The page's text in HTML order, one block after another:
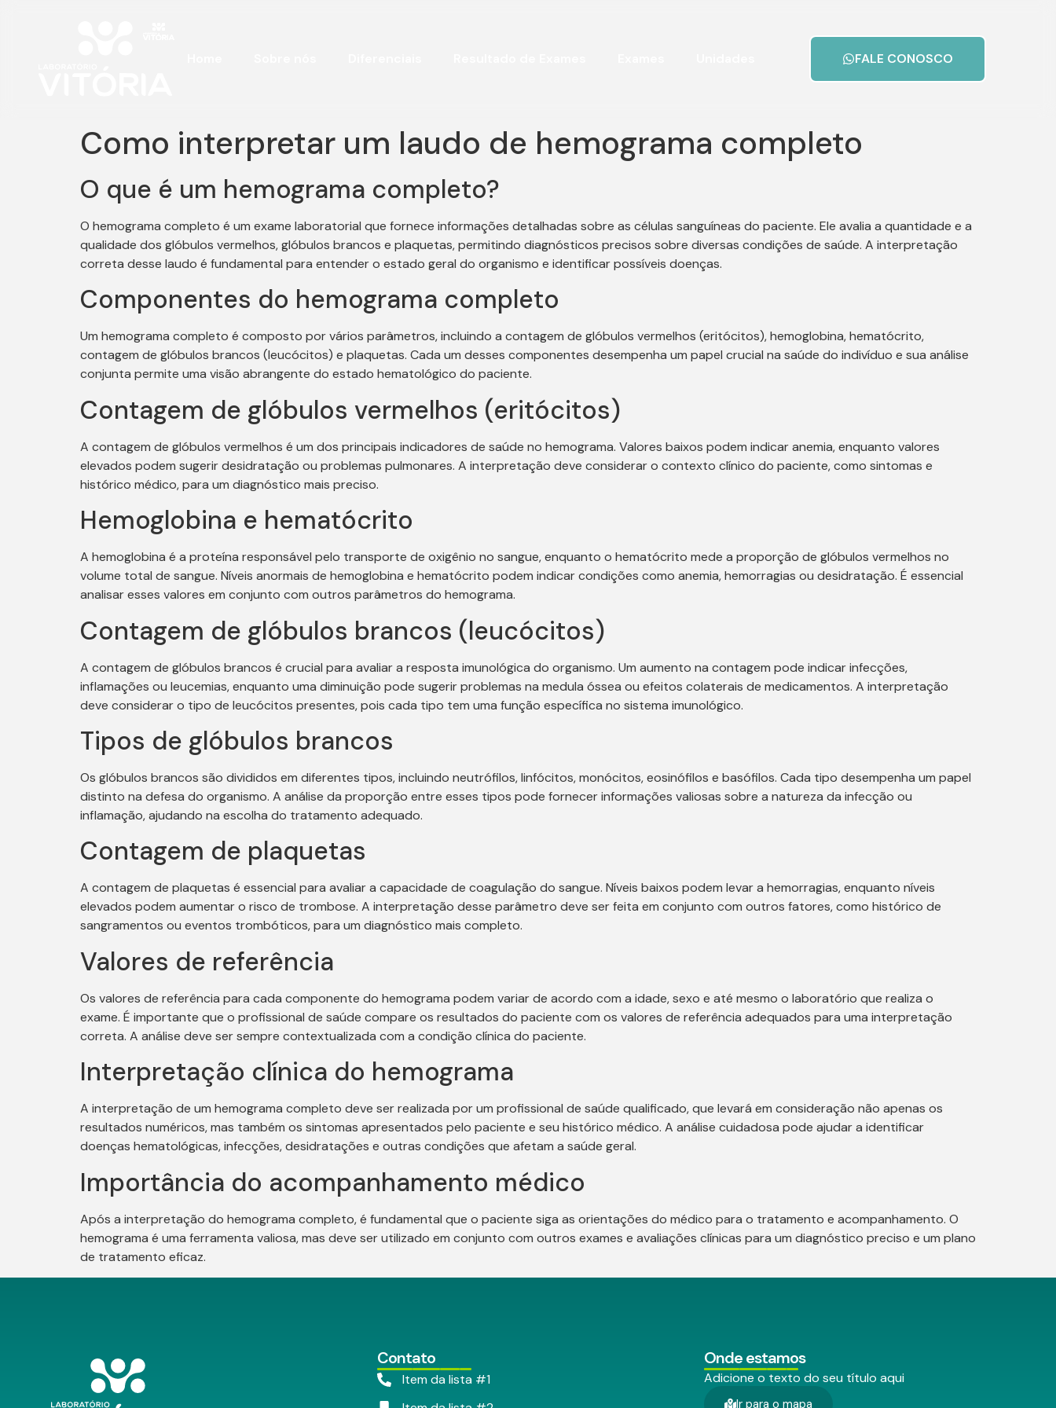
FALE CONOSCO
Como interpretar um laudo de hemograma completo
O que é um hemograma completo?
O hemograma completo é um exame laboratorial que fornece informações detalhadas sobre as células sanguíneas do paciente. Ele avalia a quantidade e a
qualidade dos glóbulos vermelhos, glóbulos brancos e plaquetas, permitindo diagnósticos precisos sobre diversas condições de saúde. A interpretação
correta desse laudo é fundamental para entender o estado geral do organismo e identificar possíveis doenças.
Componentes do hemograma completo
Um hemograma completo é composto por vários parâmetros, incluindo a contagem de glóbulos vermelhos (eritócitos), hemoglobina, hematócrito,
contagem de glóbulos brancos (leucócitos) e plaquetas. Cada um desses componentes desempenha um papel crucial na saúde do indivíduo e sua análise
conjunta permite uma visão abrangente do estado hematológico do paciente.
Contagem de glóbulos vermelhos (eritócitos)
A contagem de glóbulos vermelhos é um dos principais indicadores de saúde no hemograma. Valores baixos podem indicar anemia, enquanto valores
elevados podem sugerir desidratação ou problemas pulmonares. A interpretação deve considerar o contexto clínico do paciente, como sintomas e
histórico médico, para um diagnóstico mais preciso.
Hemoglobina e hematócrito
A hemoglobina é a proteína responsável pelo transporte de oxigênio no sangue, enquanto o hematócrito mede a proporção de glóbulos vermelhos no
volume total de sangue. Níveis anormais de hemoglobina e hematócrito podem indicar condições como anemia, hemorragias ou desidratação. É essencial
analisar esses valores em conjunto com outros parâmetros do hemograma.
Contagem de glóbulos brancos (leucócitos)
A contagem de glóbulos brancos é crucial para avaliar a resposta imunológica do organismo. Um aumento na contagem pode indicar infecções,
inflamações ou leucemias, enquanto uma diminuição pode sugerir problemas na medula óssea ou efeitos colaterais de medicamentos. A interpretação
deve considerar o tipo de leucócitos presentes, pois cada tipo tem uma função específica no sistema imunológico.
Tipos de glóbulos brancos
Os glóbulos brancos são divididos em diferentes tipos, incluindo neutrófilos, linfócitos, monócitos, eosinófilos e basófilos. Cada tipo desempenha um papel
distinto na defesa do organismo. A análise da proporção entre esses tipos pode fornecer informações valiosas sobre a natureza da infecção ou
inflamação, ajudando na escolha do tratamento adequado.
Contagem de plaquetas
A contagem de plaquetas é essencial para avaliar a capacidade de coagulação do sangue. Níveis baixos podem levar a hemorragias, enquanto níveis
elevados podem aumentar o risco de trombose. A interpretação desse parâmetro deve ser feita em conjunto com outros fatores, como histórico de
sangramentos ou eventos trombóticos, para um diagnóstico mais completo.
Valores de referência
Os valores de referência para cada componente do hemograma podem variar de acordo com a idade, sexo e até mesmo o laboratório que realiza o
exame. É importante que o profissional de saúde compare os resultados do paciente com os valores de referência adequados para uma interpretação
correta. A análise deve ser sempre contextualizada com a condição clínica do paciente.
Interpretação clínica do hemograma
A interpretação de um hemograma completo deve ser realizada por um profissional de saúde qualificado, que levará em consideração não apenas os
resultados numéricos, mas também os sintomas apresentados pelo paciente e seu histórico médico. A análise cuidadosa pode ajudar a identificar
doenças hematológicas, infecções, desidratações e outras condições que afetam a saúde geral.
Importância do acompanhamento médico
Após a interpretação do hemograma completo, é fundamental que o paciente siga as orientações do médico para o tratamento e acompanhamento. O
hemograma é uma ferramenta valiosa, mas deve ser utilizado em conjunto com outros exames e avaliações clínicas para um diagnóstico preciso e um plano
de tratamento eficaz.
Contato
Item da lista #1
Onde estamos
Adicione o texto do seu título aqui
Ir para o mapa